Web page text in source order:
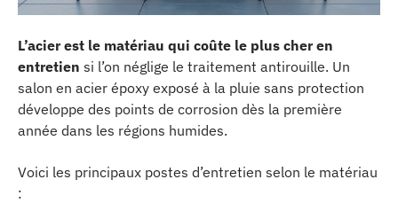
L’acier est le matériau qui coûte le plus cher en
entretien si l’on néglige le traitement antirouille. Un
salon en acier époxy exposé à la pluie sans protection
développe des points de corrosion dès la première
année dans les régions humides.
Voici les principaux postes d’entretien selon le matériau
: